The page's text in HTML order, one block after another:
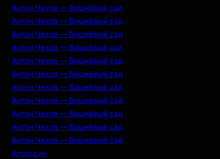
Антон Чехов — Вишнёвый сад
Антон Чехов — Вишнёвый сад
Антон Чехов — Вишнёвый сад
Антон Чехов — Вишнёвый сад
Антон Чехов — Вишнёвый сад
Антон Чехов — Вишнёвый сад
Антон Чехов — Вишнёвый сад
Антон Чехов — Вишнёвый сад
Антон Чехов — Вишнёвый сад
Антон Чехов — Вишнёвый сад
Антон Чехов — Вишнёвый сад
Апельсин